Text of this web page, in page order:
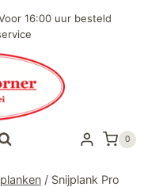
16:00 uur besteld
0
/ Snijplank Pro